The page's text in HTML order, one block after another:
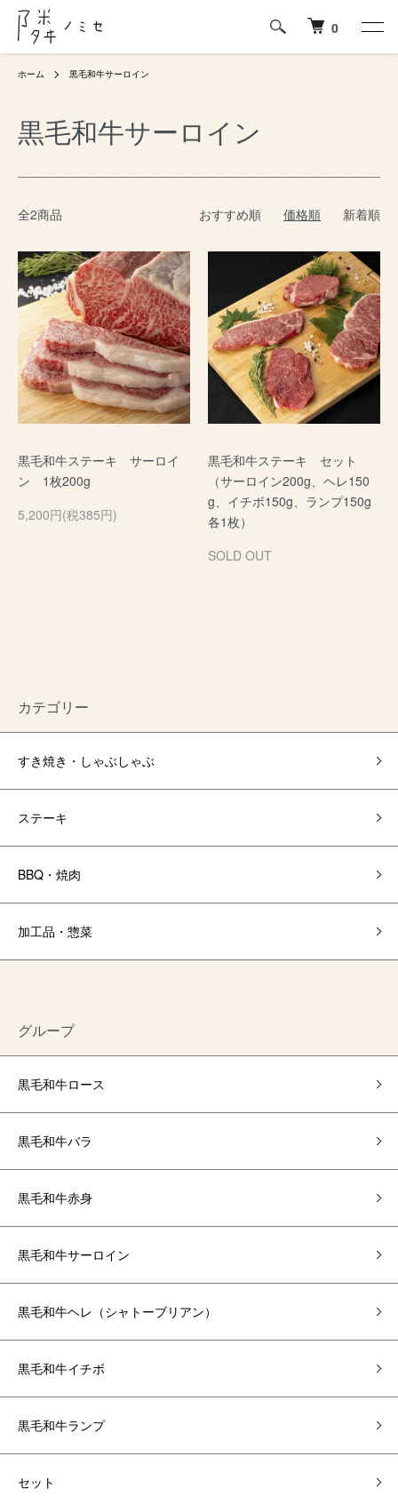
0
ホーム 黒毛和牛サーロイン
黒毛和牛サーロイン
全2商品 おすすめ順 価格順 新着順
黒毛和牛ステーキ サーロイ
ン 1枚200g
5,200円(税385円)
黒毛和牛ステーキ セット
（サーロイン200g、ヘレ150
g、イチボ150g、ランプ150g
各1枚）
SOLD OUT
カテゴリー
すき焼き・しゃぶしゃぶ
ステーキ
BBQ・焼肉
加工品・惣菜
グループ
黒毛和牛ロース
黒毛和牛バラ
黒毛和牛赤身
黒毛和牛サーロイン
黒毛和牛ヘレ（シャトーブリアン）
黒毛和牛イチボ
黒毛和牛ランプ
セット